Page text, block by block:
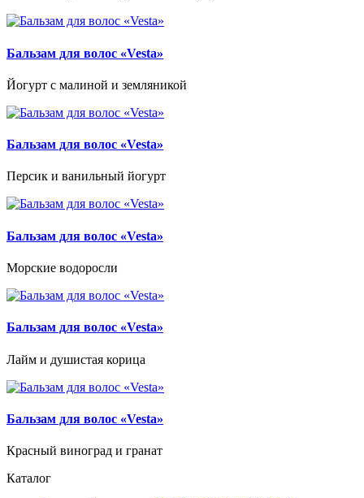
Бальзам для волос «Vesta»
Йогурт с малиной и земляникой
Бальзам для волос «Vesta»
Персик и ванильный йогурт
Бальзам для волос «Vesta»
Морские водоросли
Бальзам для волос «Vesta»
Лайм и душистая корица
Бальзам для волос «Vesta»
Красный виноград и гранат
Каталог